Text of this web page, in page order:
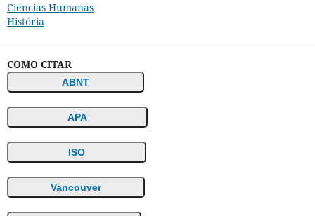
Ciências Humanas
História
COMO CITAR
ABNT
APA
ISO
Vancouver